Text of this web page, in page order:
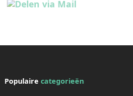
Populairecategorieën